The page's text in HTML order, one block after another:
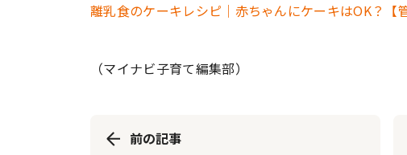
離乳食のケーキレシピ｜赤ちゃんにケーキはOK？【
（マイナビ子育て編集部）
前の記事